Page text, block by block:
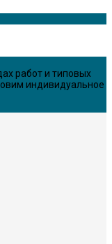
работ и типовых
индивидуальное